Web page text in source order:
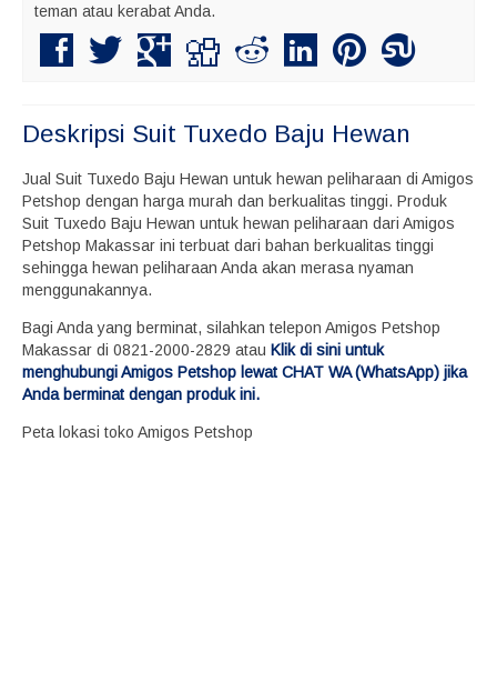
teman atau kerabat Anda.
Deskripsi Suit Tuxedo Baju Hewan
Jual Suit Tuxedo Baju Hewan untuk hewan peliharaan di Amigos
Petshop dengan harga murah dan berkualitas tinggi. Produk
Suit Tuxedo Baju Hewan untuk hewan peliharaan dari Amigos
Petshop Makassar ini terbuat dari bahan berkualitas tinggi
sehingga hewan peliharaan Anda akan merasa nyaman
menggunakannya.
Bagi Anda yang berminat, silahkan telepon Amigos Petshop
Makassar di 0821-2000-2829 atau Klik di sini untuk
menghubungi Amigos Petshop lewat CHAT WA (WhatsApp) jika
Anda berminat dengan produk ini.
Peta lokasi toko Amigos Petshop